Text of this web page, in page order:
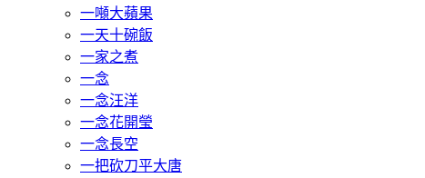
一噸大蘋果
一天十碗飯
一家之煮
一念
一念汪洋
一念花開瑩
一念長空
一把砍刀平大唐